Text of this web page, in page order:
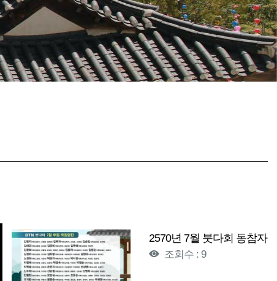
2570년 7월 붓다회 동참자
조회수 : 9